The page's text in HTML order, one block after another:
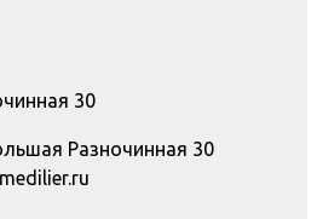
30
Разночинная 30